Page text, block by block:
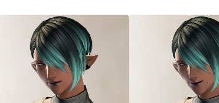
ローライズ
スカート
ミニスカート